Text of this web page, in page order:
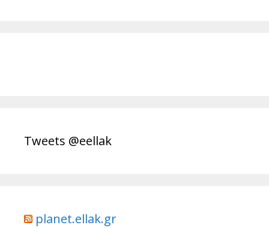
Tweets @eellak
planet.ellak.gr